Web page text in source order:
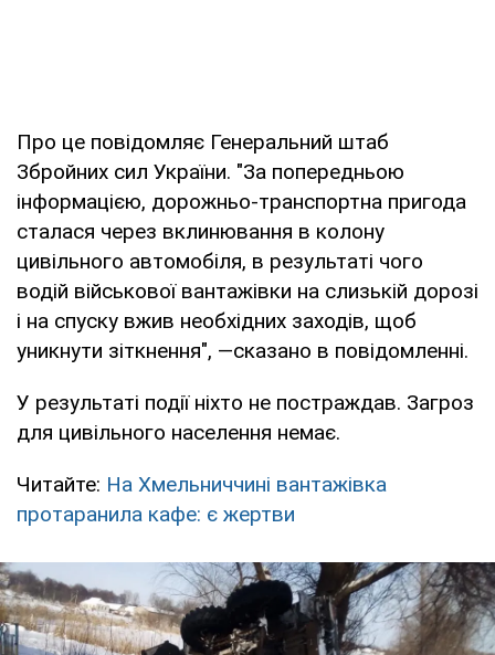
Про це повідомляє Генеральний штаб
Збройних сил України. "За попередньою
інформацією, дорожньо-транспортна пригода
сталася через вклинювання в колону
цивільного автомобіля, в результаті чого
водій військової вантажівки на слизькій дорозі
і на спуску вжив необхідних заходів, щоб
уникнути зіткнення", —сказано в повідомленні.
У результаті події ніхто не постраждав. Загроз
для цивільного населення немає.
Читайте: На Хмельниччині вантажівка
протаранила кафе: є жертви